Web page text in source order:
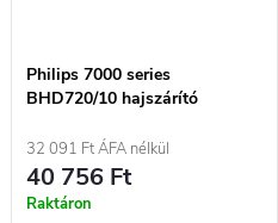
Philips 7000 series
BHD720/10 hajszárító
technológiával
32 091 Ft ÁFA nélkül
40 756 Ft
Raktáron